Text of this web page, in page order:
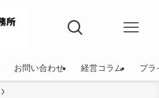
お問い合わせ 経営コラム プラ